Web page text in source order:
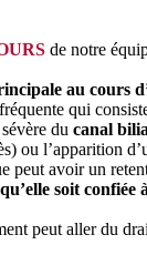
de notre
au cours
qui
du canal
ou l’apparition
peut avoir un
soit
peut aller du